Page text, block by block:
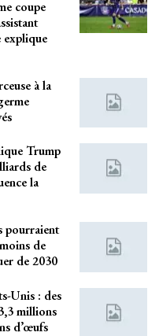
coupe
explique
à la
Trump
de
la
pourraient
de
de 2030
Unis : des
millions
d’œufs